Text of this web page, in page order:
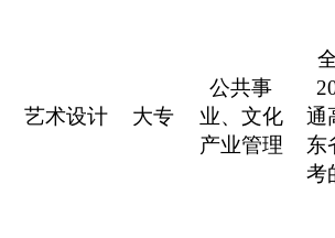
艺术设计 大专
公共事
业、文化
产业管理
通
东
考